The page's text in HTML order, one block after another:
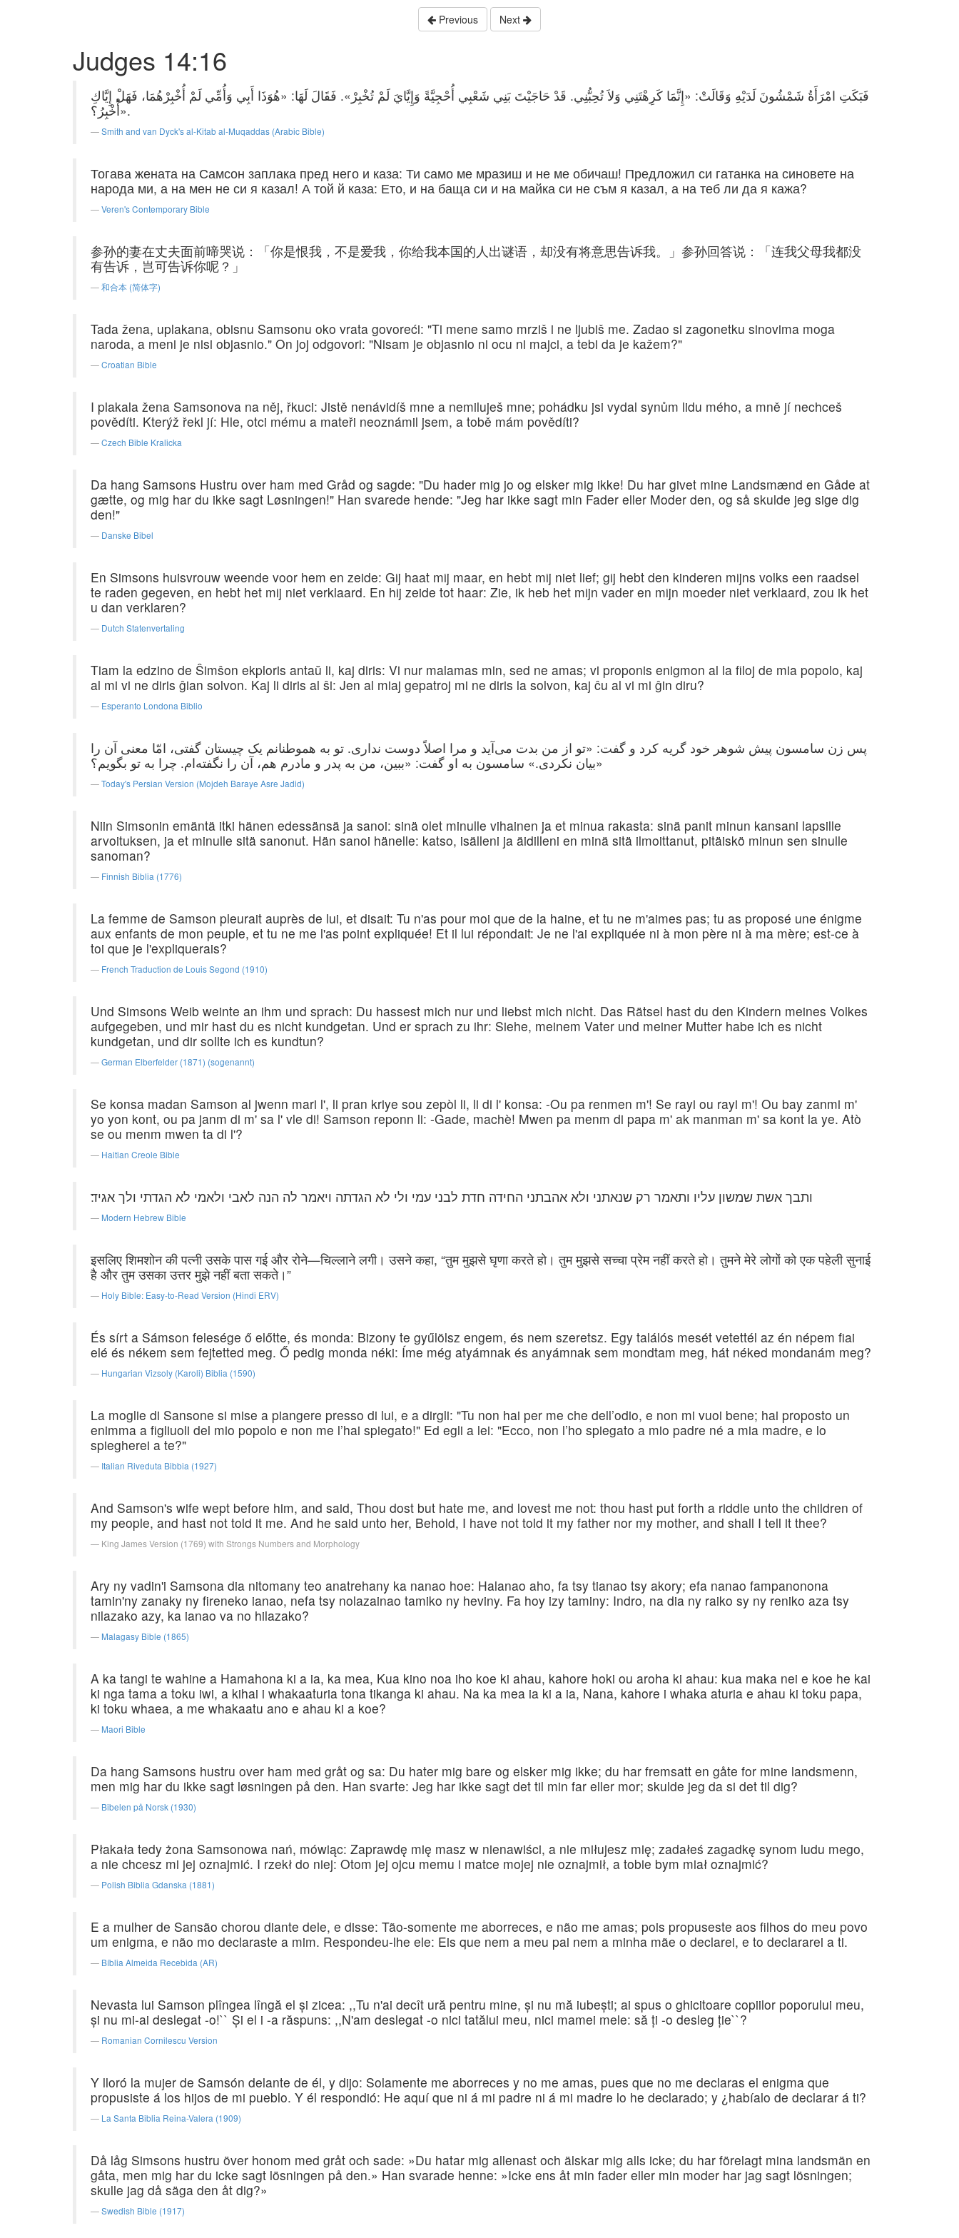
Previous Next
Judges 14:16
فَبَكَتِ امْرَأَةُ شَمْشُونَ لَدَيْهِ وَقَالَتْ: «إِنَّمَا كَرِهْتَنِي وَلاَ تُحِبُّنِي. قَدْ حَاجَيْتَ بَنِي شَعْبِي أُحْجِيَّةً وَإِيَّايَ لَمْ تُخْبِرْ». فَقَالَ لَهَا: «هُوَذَا أَبِي وَأُمِّي لَمْ أُخْبِرْهُمَا، فَهَلْ إِيَّاكِ
أُخْبِرُ؟».
Smith and van Dyck's al-Kitab al-Muqaddas (Arabic Bible)
Тогава жената на Самсон заплака пред него и каза: Ти само ме мразиш и не ме обичаш! Предложил си гатанка на синовете на
народа ми, а на мен не си я казал! А той й каза: Ето, и на баща си и на майка си не съм я казал, а на теб ли да я кажа?
Veren's Contemporary Bible
参孙的妻在丈夫面前啼哭说：「你是恨我，不是爱我，你给我本国的人出谜语，却没有将意思告诉我。」参孙回答说：「连我父母我都没
有告诉，岂可告诉你呢？」
和合本 (简体字)
Tada žena, uplakana, obisnu Samsonu oko vrata govoreći: "Ti mene samo mrziš i ne ljubiš me. Zadao si zagonetku sinovima moga
naroda, a meni je nisi objasnio." On joj odgovori: "Nisam je objasnio ni ocu ni majci, a tebi da je kažem?"
Croatian Bible
I plakala žena Samsonova na něj, řkuci: Jistě nenávidíš mne a nemiluješ mne; pohádku jsi vydal synům lidu mého, a mně jí nechceš
povědíti. Kterýž řekl jí: Hle, otci mému a mateři neoznámil jsem, a tobě mám povědíti?
Czech Bible Kralicka
Da hang Samsons Hustru over ham med Gråd og sagde: "Du hader mig jo og elsker mig ikke! Du har givet mine Landsmænd en Gåde at
gætte, og mig har du ikke sagt Løsningen!" Han svarede hende: "Jeg har ikke sagt min Fader eller Moder den, og så skulde jeg sige dig
den!"
Danske Bibel
En Simsons huisvrouw weende voor hem en zeide: Gij haat mij maar, en hebt mij niet lief; gij hebt den kinderen mijns volks een raadsel
te raden gegeven, en hebt het mij niet verklaard. En hij zeide tot haar: Zie, ik heb het mijn vader en mijn moeder niet verklaard, zou ik het
u dan verklaren?
Dutch Statenvertaling
Tiam la edzino de Ŝimŝon ekploris antaŭ li, kaj diris: Vi nur malamas min, sed ne amas; vi proponis enigmon al la filoj de mia popolo, kaj
al mi vi ne diris ĝian solvon. Kaj li diris al ŝi: Jen al miaj gepatroj mi ne diris la solvon, kaj ĉu al vi mi ĝin diru?
Esperanto Londona Biblio
پس زن سامسون پیش شوهر خود گریه کرد و گفت: «تو از من بدت می‌آید و مرا اصلاً دوست نداری. تو به هموطنانم یک چیستان گفتی، امّا معنی آن را
بیان نکردی.» سامسون به او گفت: «ببین، من به پدر و مادرم هم، آن را نگفته‌ام. چرا به تو بگویم؟»
Today's Persian Version (Mojdeh Baraye Asre Jadid)
Niin Simsonin emäntä itki hänen edessänsä ja sanoi: sinä olet minulle vihainen ja et minua rakasta: sinä panit minun kansani lapsille
arvoituksen, ja et minulle sitä sanonut. Hän sanoi hänelle: katso, isälleni ja äidilleni en minä sitä ilmoittanut, pitäiskö minun sen sinulle
sanoman?
Finnish Biblia (1776)
La femme de Samson pleurait auprès de lui, et disait: Tu n'as pour moi que de la haine, et tu ne m'aimes pas; tu as proposé une énigme
aux enfants de mon peuple, et tu ne me l'as point expliquée! Et il lui répondait: Je ne l'ai expliquée ni à mon père ni à ma mère; est-ce à
toi que je l'expliquerais?
French Traduction de Louis Segond (1910)
Und Simsons Weib weinte an ihm und sprach: Du hassest mich nur und liebst mich nicht. Das Rätsel hast du den Kindern meines Volkes
aufgegeben, und mir hast du es nicht kundgetan. Und er sprach zu ihr: Siehe, meinem Vater und meiner Mutter habe ich es nicht
kundgetan, und dir sollte ich es kundtun?
German Elberfelder (1871) (sogenannt)
Se konsa madan Samson al jwenn mari l', li pran kriye sou zepòl li, li di l' konsa: -Ou pa renmen m'! Se rayi ou rayi m'! Ou bay zanmi m'
yo yon kont, ou pa janm di m' sa l' vle di! Samson reponn li: -Gade, machè! Mwen pa menm di papa m' ak manman m' sa kont la ye. Atò
se ou menm mwen ta di l'?
Haitian Creole Bible
ותבך אשת שמשון עליו ותאמר רק שנאתני ולא אהבתני החידה חדת לבני עמי ולי לא הגדתה ויאמר לה הנה לאבי ולאמי לא הגדתי ולך אגיד׃
Modern Hebrew Bible
इसलिए शिमशोन की पत्नी उसके पास गई और रोने—चिल्लाने लगी। उसने कहा, “तुम मुझसे घृणा करते हो। तुम मुझसे सच्चा प्रेम नहीं करते हो। तुमने मेरे लोगों को एक पहेली सुनाई
है और तुम उसका उत्तर मुझे नहीं बता सकते।”
Holy Bible: Easy-to-Read Version (Hindi ERV)
És sírt a Sámson felesége ő előtte, és monda: Bizony te gyűlölsz engem, és nem szeretsz. Egy találós mesét vetettél az én népem fiai
elé és nékem sem fejtetted meg. Ő pedig monda néki: Íme még atyámnak és anyámnak sem mondtam meg, hát néked mondanám meg?
Hungarian Vizsoly (Karoli) Biblia (1590)
La moglie di Sansone si mise a piangere presso di lui, e a dirgli: "Tu non hai per me che dell’odio, e non mi vuoi bene; hai proposto un
enimma a figliuoli del mio popolo e non me l’hai spiegato!" Ed egli a lei: "Ecco, non l’ho spiegato a mio padre né a mia madre, e lo
spiegherei a te?"
Italian Riveduta Bibbia (1927)
And Samson's wife wept before him, and said, Thou dost but hate me, and lovest me not: thou hast put forth a riddle unto the children of
my people, and hast not told it me. And he said unto her, Behold, I have not told it my father nor my mother, and shall I tell it thee?
King James Version (1769) with Strongs Numbers and Morphology
Ary ny vadin'i Samsona dia nitomany teo anatrehany ka nanao hoe: Halanao aho, fa tsy tianao tsy akory; efa nanao fampanonona
tamin'ny zanaky ny fireneko ianao, nefa tsy nolazainao tamiko ny heviny. Fa hoy izy taminy: Indro, na dia ny raiko sy ny reniko aza tsy
nilazako azy, ka ianao va no hilazako?
Malagasy Bible (1865)
A ka tangi te wahine a Hamahona ki a ia, ka mea, Kua kino noa iho koe ki ahau, kahore hoki ou aroha ki ahau: kua maka nei e koe he kai
ki nga tama a toku iwi, a kihai i whakaaturia tona tikanga ki ahau. Na ka mea ia ki a ia, Nana, kahore i whaka aturia e ahau ki toku papa,
ki toku whaea, a me whakaatu ano e ahau ki a koe?
Maori Bible
Da hang Samsons hustru over ham med gråt og sa: Du hater mig bare og elsker mig ikke; du har fremsatt en gåte for mine landsmenn,
men mig har du ikke sagt løsningen på den. Han svarte: Jeg har ikke sagt det til min far eller mor; skulde jeg da si det til dig?
Bibelen på Norsk (1930)
Płakała tedy żona Samsonowa nań, mówiąc: Zaprawdę mię masz w nienawiści, a nie miłujesz mię; zadałeś zagadkę synom ludu mego,
a nie chcesz mi jej oznajmić. I rzekł do niej: Otom jej ojcu memu i matce mojej nie oznajmił, a tobie bym miał oznajmić?
Polish Biblia Gdanska (1881)
E a mulher de Sansão chorou diante dele, e disse: Tão-somente me aborreces, e não me amas; pois propuseste aos filhos do meu povo
um enigma, e não mo declaraste a mim. Respondeu-lhe ele: Eis que nem a meu pai nem a minha mãe o declarei, e to declararei a ti.
Bíblia Almeida Recebida (AR)
Nevasta lui Samson plîngea lîngă el şi zicea: ,,Tu n'ai decît ură pentru mine, şi nu mă iubeşti; ai spus o ghicitoare copiilor poporului meu,
şi nu mi-ai deslegat -o!`` Şi el i -a răspuns: ,,N'am deslegat -o nici tatălui meu, nici mamei mele: să ţi -o desleg ţie``?
Romanian Cornilescu Version
Y lloró la mujer de Samsón delante de él, y dijo: Solamente me aborreces y no me amas, pues que no me declaras el enigma que
propusiste á los hijos de mi pueblo. Y él respondió: He aquí que ni á mi padre ni á mi madre lo he declarado; y ¿habíalo de declarar á ti?
La Santa Biblia Reina-Valera (1909)
Då låg Simsons hustru över honom med gråt och sade: »Du hatar mig allenast och älskar mig alls icke; du har förelagt mina landsmän en
gåta, men mig har du icke sagt lösningen på den.» Han svarade henne: »Icke ens åt min fader eller min moder har jag sagt lösningen;
skulle jag då säga den åt dig?»
Swedish Bible (1917)